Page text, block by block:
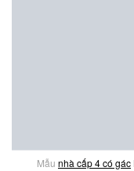
Mẫu nhà cấp 4 có gác